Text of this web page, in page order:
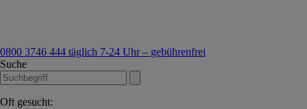
0800 3746 444 täglich 7-24 Uhr – gebührenfrei
Suche
Oft gesucht: